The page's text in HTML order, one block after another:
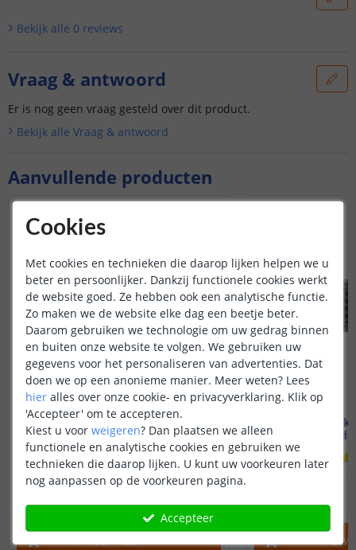
Aanvullende producten
Koppelstuk COB ledstrip
Tussen twee strips - 8mm
5 reviews
95
IN WINKELWAGEN
RGBW
IN
Bekijk alle 0 reviews
Vraag & antwoord
Er is nog geen vraag gesteld over dit product.
Bekijk alle Vraag & antwoord
Cookies
Met cookies en technieken die daarop lijken helpen we u
beter en persoonlijker. Dankzij functionele cookies werkt
de website goed. Ze hebben ook een analytische functie.
Zo maken we de website elke dag een beetje beter.
Daarom gebruiken we technologie om uw gedrag binnen
en buiten onze website te volgen. We gebruiken uw
gegevens voor het personaliseren van advertenties. Dat
doen we op een anonieme manier. Meer weten? Lees
hier alles over onze cookie- en privacyverklaring. Klik op
'Accepteer' om te accepteren.
Kiest u voor weigeren? Dan plaatsen we alleen
functionele en analytische cookies en gebruiken we
technieken die daarop lijken. U kunt uw voorkeuren later
nog aanpassen op de voorkeuren pagina.
Accepteer